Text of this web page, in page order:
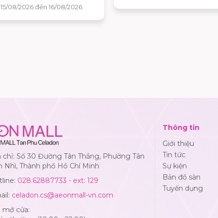
08/2026 đến 16/08/2026
chỉ: Số 30 Đường Tân Thắng, Phường Tân
Nhì, Thành phố Hồ Chí Minh
028.62887733 - ext: 129
celadon.cs@aeonmall-vn.com
mở cửa:
Thông tin
Giới thiệu
Tin tức
Sự kiện
Bản đồ sàn
Tuyển dụng